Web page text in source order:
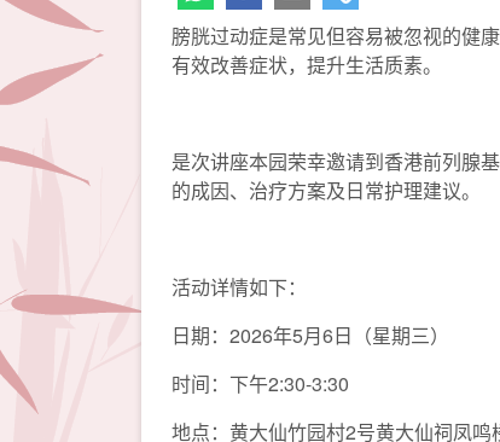
膀胱过动症是常见但容易被忽视的健
有效改善症状，提升生活质素。
是次讲座本园荣幸邀请到香港前列腺
的成因、治疗方案及日常护理建议。
活动详情如下：
日期：2026年5月6日（星期三）
时间：下午2:30-3:30
地点：黄大仙竹园村2号黄大仙祠凤鸣